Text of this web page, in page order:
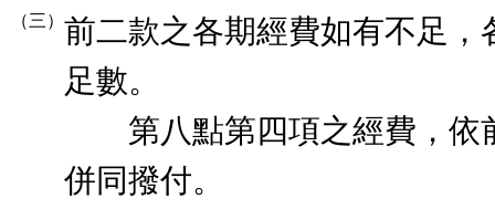
（三） 前二款之各期經費如有不足，
足數。
第八點第四項之經費，依
併同撥付。